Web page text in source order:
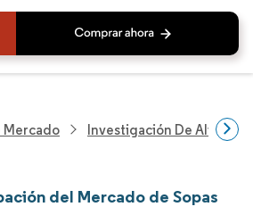
Mercado Investigación De
del Mercado de Sopas